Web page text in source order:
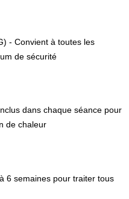
- Convient à toutes les
de sécurité
dans chaque séance pour
de chaleur
6 semaines pour traiter tous